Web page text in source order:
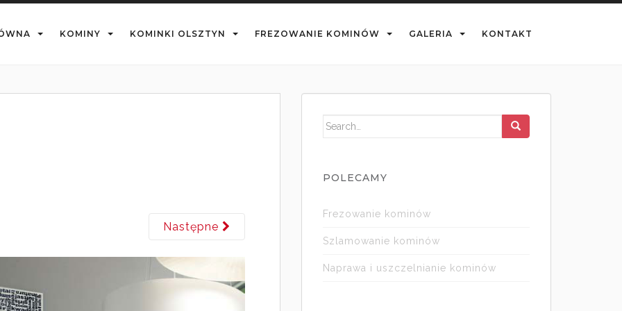
KOMINY KOMINKI OLSZTYN FREZOWANIE KOMINÓW GALERIA KONTAKT
Następne
Search for:
POLECAMY
Frezowanie kominów
Szlamowanie kominów
Naprawa i uszczelnianie kominów